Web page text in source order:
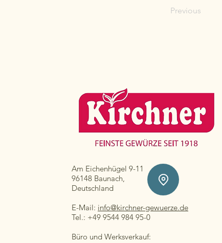
Previous
Am Eichenhügel 9-11
96148 Baunach,
Deutschland
E-Mail: info@kirchner-gewuerze.de
Tel.: +49 9544 984 95-0
Büro und Werksverkauf: